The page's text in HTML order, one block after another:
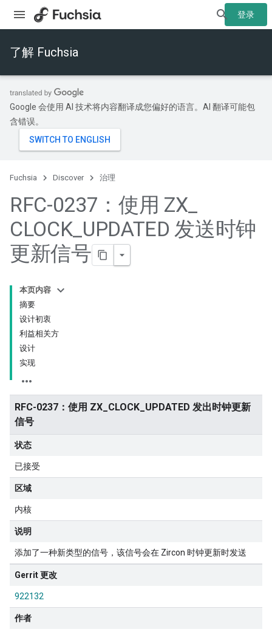
登录
了解 Fuchsia
Google 会使用 AI 技术将内容翻译成您偏好的语言。AI 翻译可能包
含错误。
Fuchsia Discover 治理
RFC-0237：使用 ZX_
CLOCK_UPDATED 发送时钟
更新信号
本页内容
摘要
设计初衷
利益相关方
设计
实现
RFC-0237：使用 ZX_CLOCK_UPDATED 发出时钟更新
信号
状态
已接受
区域
内核
说明
添加了一种新类型的信号，该信号会在 Zircon 时钟更新时发送
Gerrit 更改
922132
作者